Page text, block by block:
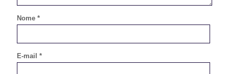
Nome *
E-mail *